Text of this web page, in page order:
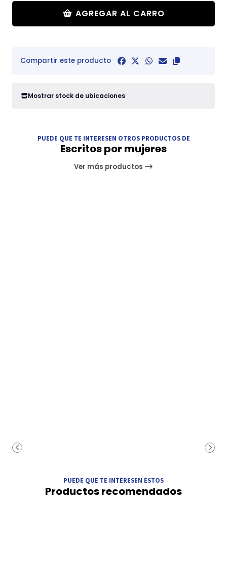
AGREGAR AL CARRO
Compartir este producto
Mostrar stock de ubicaciones
PUEDE QUE TE INTERESEN OTROS PRODUCTOS DE
Escritos por mujeres
Ver más productos
PUEDE QUE TE INTERESEN ESTOS
Productos recomendados